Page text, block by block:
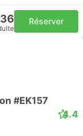
Réserver
#EK157
4.4